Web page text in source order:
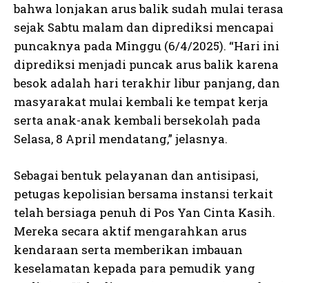
bahwa lonjakan arus balik sudah mulai terasa
sejak Sabtu malam dan diprediksi mencapai
puncaknya pada Minggu (6/4/2025). “Hari ini
diprediksi menjadi puncak arus balik karena
besok adalah hari terakhir libur panjang, dan
masyarakat mulai kembali ke tempat kerja
serta anak-anak kembali bersekolah pada
Selasa, 8 April mendatang,” jelasnya.
Sebagai bentuk pelayanan dan antisipasi,
petugas kepolisian bersama instansi terkait
telah bersiaga penuh di Pos Yan Cinta Kasih.
Mereka secara aktif mengarahkan arus
kendaraan serta memberikan imbauan
keselamatan kepada para pemudik yang